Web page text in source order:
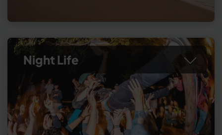
Night Life